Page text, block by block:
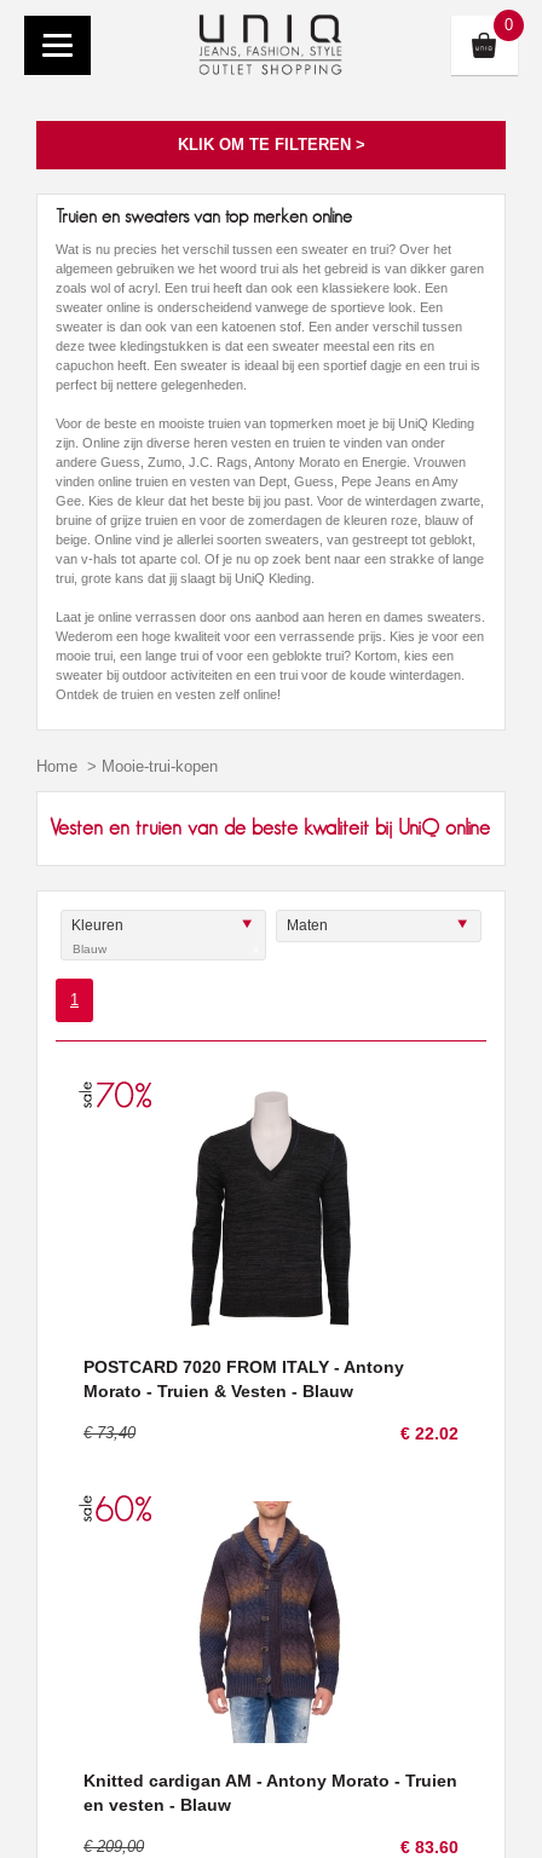
0
KLIK OM TE FILTEREN >
Truien en sweaters van top merken online
Wat is nu precies het verschil tussen een sweater en trui? Over het
algemeen gebruiken we het woord trui als het gebreid is van dikker garen
zoals wol of acryl. Een trui heeft dan ook een klassiekere look. Een
sweater online is onderscheidend vanwege de sportieve look. Een
sweater is dan ook van een katoenen stof. Een ander verschil tussen
deze twee kledingstukken is dat een sweater meestal een rits en
capuchon heeft. Een sweater is ideaal bij een sportief dagje en een trui is
perfect bij nettere gelegenheden.
Voor de beste en mooiste truien van topmerken moet je bij UniQ Kleding
zijn. Online zijn diverse heren vesten en truien te vinden van onder
andere Guess, Zumo, J.C. Rags, Antony Morato en Energie. Vrouwen
vinden online truien en vesten van Dept, Guess, Pepe Jeans en Amy
Gee. Kies de kleur dat het beste bij jou past. Voor de winterdagen zwarte,
bruine of grijze truien en voor de zomerdagen de kleuren roze, blauw of
beige. Online vind je allerlei soorten sweaters, van gestreept tot geblokt,
van v-hals tot aparte col. Of je nu op zoek bent naar een strakke of lange
trui, grote kans dat jij slaagt bij UniQ Kleding.
Laat je online verrassen door ons aanbod aan heren en dames sweaters.
Wederom een hoge kwaliteit voor een verrassende prijs. Kies je voor een
mooie trui, een lange trui of voor een geblokte trui? Kortom, kies een
sweater bij outdoor activiteiten en een trui voor de koude winterdagen.
Ontdek de truien en vesten zelf online!
Home > Mooie-trui-kopen
Vesten en truien van de beste kwaliteit bij UniQ online
Kleuren
Blauw
Maten
1
POSTCARD 7020 FROM ITALY - Antony
Morato - Truien & Vesten - Blauw
€ 73,40 € 22.02
Knitted cardigan AM - Antony Morato - Truien
en vesten - Blauw
€ 209,00 € 83.60